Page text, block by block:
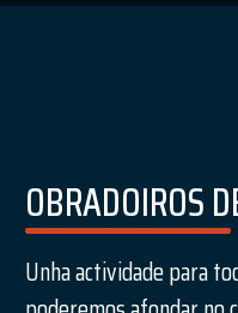
OBRADOIROS
Unha actividade para